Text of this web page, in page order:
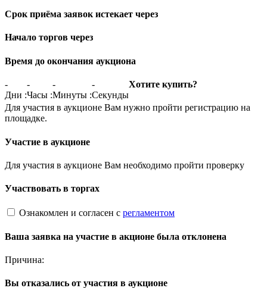
Срок приёма заявок истекает через
Начало торгов через
Время до окончания аукциона
-
Дни :
-
Часы :
-
Минуты :
-
Секунды
Хотите купить?
Для участия в аукционе Вам нужно пройти регистрацию на
площадке.
Участие в аукционе
Для участия в аукционе Вам необходимо пройти проверку
Участвовать в торгах
Ознакомлен и согласен с регламентом
Ваша заявка на участие в акционе была отклонена
Причина:
Вы отказались от участия в аукционе